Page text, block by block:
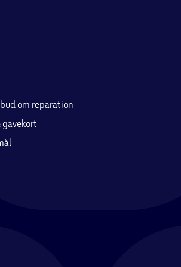
med Apple Pay.Juridiske
sælges separat, og udbuddet kan
afhænger af generationen. Apps
sælges separat.
hjørner. Målt som et rektangel er
mini 8,3" diagonalt. Det faktiske
mindre.
5G er tilgængelig i visse lande
din udbyder. Få mere at vide om 5G-
din udbyder eller på
cellular.
om reparation
gavekort